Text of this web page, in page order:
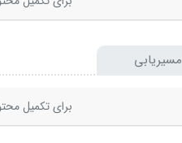
مسیریابی
برای تکمیل